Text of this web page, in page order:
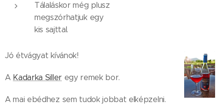
Tálaláskor még plusz
megszórhatjuk egy
kis sajttal.
Jó étvágyat kívánok!
A Kadarka Silleregy remek bor.
A mai ebédhez sem tudok jobbat elképzelni.